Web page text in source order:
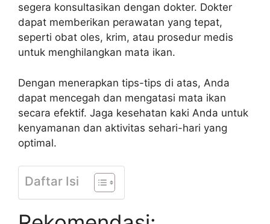
segera konsultasikan dengan dokter. Dokter
dapat memberikan perawatan yang tepat,
seperti obat oles, krim, atau prosedur medis
untuk menghilangkan mata ikan.
Dengan menerapkan tips-tips di atas, Anda
dapat mencegah dan mengatasi mata ikan
secara efektif. Jaga kesehatan kaki Anda untuk
kenyamanan dan aktivitas sehari-hari yang
optimal.
Daftar Isi